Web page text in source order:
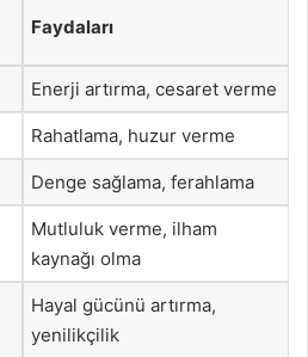
Faydaları
Enerji artırma, cesaret verme
Rahatlama, huzur verme
Denge sağlama, ferahlama
Mutluluk verme, ilham
kaynağı olma
Hayal gücünü artırma,
yenilikçilik